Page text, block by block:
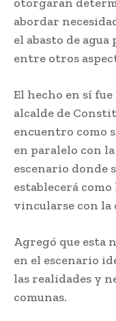
otorgaran
abordar
el abasto de
entre otros
El hecho en sí
alcalde de
encuentro como
en paralelo con
escenario donde
establecerá
vincularse con la
Agregó que esta
en el escenario
las realidades y
comunas.